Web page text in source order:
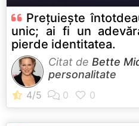
Preţuieşte
unic; ai fi un
pierde identitatea.
Citat de Bette
personalitate